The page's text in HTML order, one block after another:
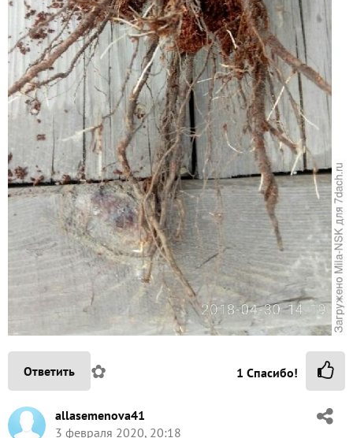
Ответить ✿ 1 Спасибо!
allasemenova41
3 февраля 2020, 20:18